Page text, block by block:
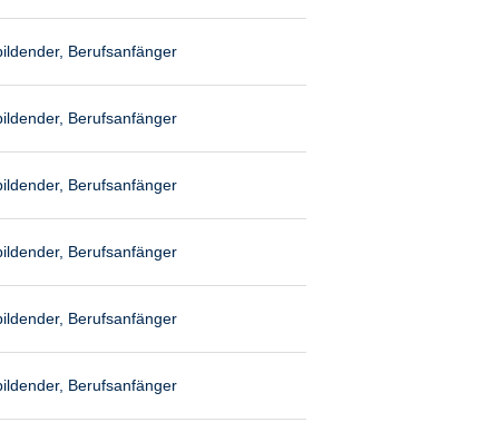
Berufsanfänger
Berufsanfänger
Berufsanfänger
Berufsanfänger
Berufsanfänger
Berufsanfänger